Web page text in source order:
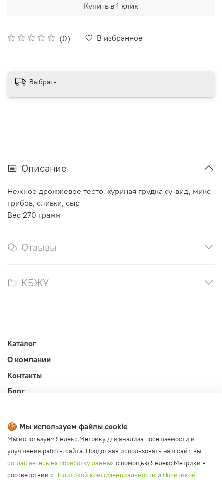
(0) В избранное
Купить в 1 клик
Выбрать
Описание
Нежное дрожжевое тесто, куриная грудка су-вид, микс
грибов, сливки, сыр
Вес 270 грамм
Отзывы
КБЖУ
Каталог
О компании
Контакты
Блог
Публичная оферта
Политика конфиденциальности и обработки ПД
Согласие на обработку ПД
Согласие на рассылку
🍪 Мы используем файлы cookie
Мы используем Яндекс.Метрику для анализа посещаемости и
улучшения работы сайта. Продолжая использовать наш сайт, вы
соглашаетесь на обработку данных с помощью Яндекс.Метрики в
соответствии с Политикой конфиденциальности и Политикой